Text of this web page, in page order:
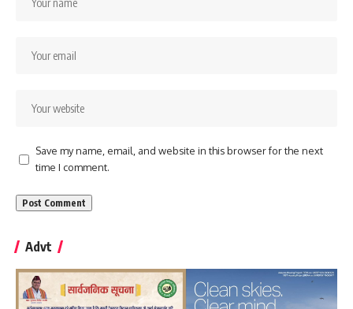
Save my name, email, and website in this browser for the next
time I comment.
Advt